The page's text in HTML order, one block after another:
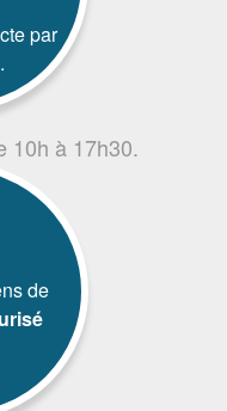
par
10h à 17h30.
de